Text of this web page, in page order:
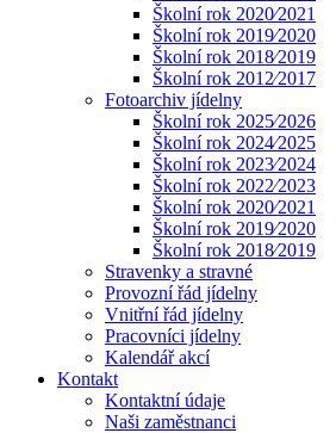
Školní rok 2020⁄2021
Školní rok 2019⁄2020
Školní rok 2018⁄2019
Školní rok 2012⁄2017
Fotoarchiv jídelny
Školní rok 2025⁄2026
Školní rok 2024⁄2025
Školní rok 2023⁄2024
Školní rok 2022⁄2023
Školní rok 2020⁄2021
Školní rok 2019⁄2020
Školní rok 2018⁄2019
Stravenky a stravné
Provozní řád jídelny
Vnitřní řád jídelny
Pracovníci jídelny
Kalendář akcí
Kontakt
Kontaktní údaje
Naši zaměstnanci